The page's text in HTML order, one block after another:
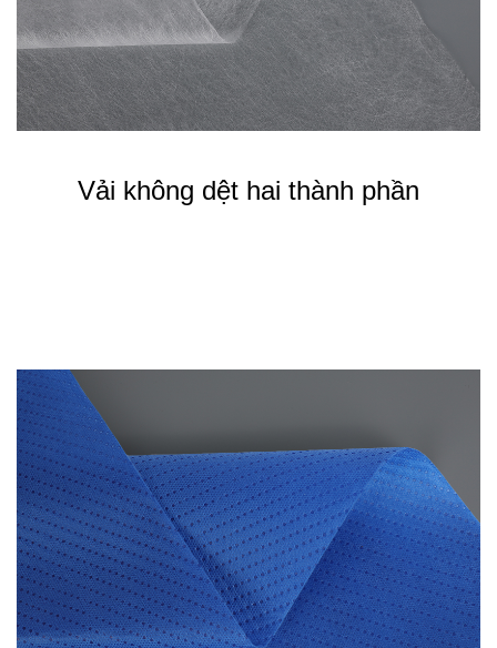
Vải không dệt hai thành phần